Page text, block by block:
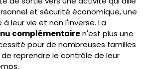
et sécurité économique, une
leur vie et non l'inverse. La
complémentairen'est plus une
pour de nombreuses familles
reprendre le contrôle de leur